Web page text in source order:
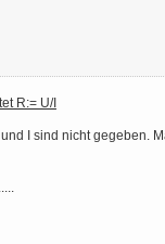
R:= U/I
I sind nicht gegeben.